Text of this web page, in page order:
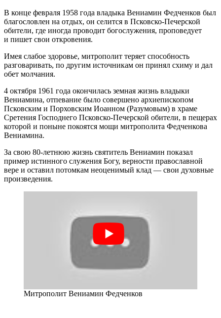
В конце февраля 1958 года владыка Вениамин Федченков был
благословлен на отдых, он селится в Псковско-Печерской
обители, где иногда проводит богослужения, проповедует
и пишет свои откровения.
Имея слабое здоровье, митрополит теряет способность
разговаривать, по другим источникам он принял схиму и дал
обет молчания.
4 октября 1961 года окончилась земная жизнь владыки
Вениамина, отпевание было совершено архиепископом
Псковским и Порховским Иоанном (Разумовым) в храме
Сретения Господнего Псковско-Печерской обители, в пещерах
которой и поныне покоятся мощи митрополита Федченкова
Вениамина.
За свою 80-летнюю жизнь святитель Вениамин показал
пример истинного служения Богу, верности православной
вере и оставил потомкам неоценимый клад — свои духовные
произведения.
Митрополит Вениамин Федченков